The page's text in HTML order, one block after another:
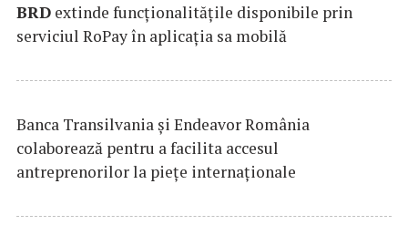
BRD extinde funcţionalităţile disponibile prin
serviciul RoPay în aplicaţia sa mobilă
Banca Transilvania şi Endeavor România
colaborează pentru a facilita accesul
antreprenorilor la pieţe internaţionale